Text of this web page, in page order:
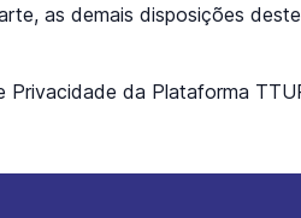
as demais disposições
da Plataforma